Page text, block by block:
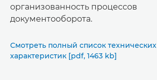
организованность процессов
документооборота.
Смотреть полный список технических
характеристик [pdf, 1463 kb]